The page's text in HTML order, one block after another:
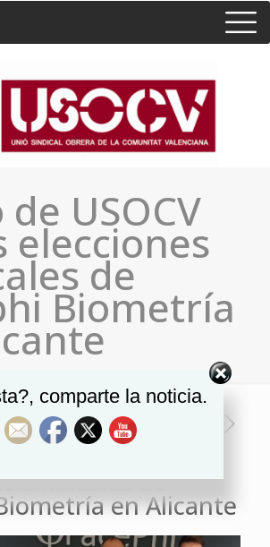
USOCV
elecciones
de
Biometría
en las
sindicales de
en Alicante
comparte la noticia.